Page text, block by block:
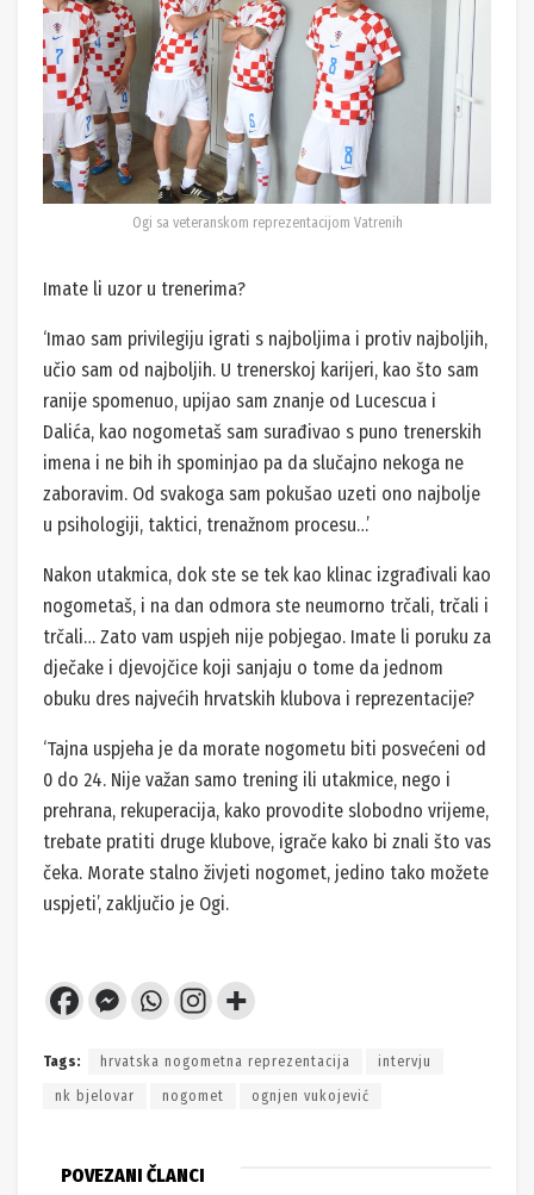
Ogi sa veteranskom reprezentacijom Vatrenih
Imate li uzor u trenerima?
‘Imao sam privilegiju igrati s najboljima i protiv najboljih,
učio sam od najboljih. U trenerskoj karijeri, kao što sam
ranije spomenuo, upijao sam znanje od Lucescua i
Dalića, kao nogometaš sam surađivao s puno trenerskih
imena i ne bih ih spominjao pa da slučajno nekoga ne
zaboravim. Od svakoga sam pokušao uzeti ono najbolje
u psihologiji, taktici, trenažnom procesu…’
Nakon utakmica, dok ste se tek kao klinac izgrađivali kao
nogometaš, i na dan odmora ste neumorno trčali, trčali i
trčali… Zato vam uspjeh nije pobjegao. Imate li poruku za
dječake i djevojčice koji sanjaju o tome da jednom
obuku dres najvećih hrvatskih klubova i reprezentacije?
‘Tajna uspjeha je da morate nogometu biti posvećeni od
0 do 24. Nije važan samo trening ili utakmice, nego i
prehrana, rekuperacija, kako provodite slobodno vrijeme,
trebate pratiti druge klubove, igrače kako bi znali što vas
čeka. Morate stalno živjeti nogomet, jedino tako možete
uspjeti’, zaključio je Ogi.
Tags: hrvatska nogometna reprezentacija intervju
nk bjelovar nogomet ognjen vukojević
POVEZANI ČLANCI